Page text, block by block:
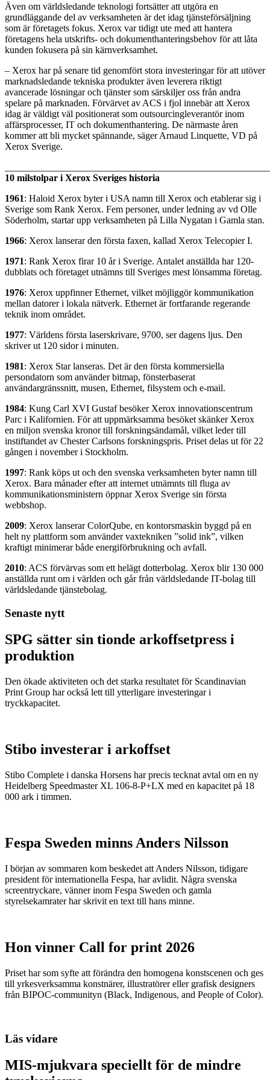
Även om världsledande teknologi fortsätter att utgöra en
grundläggande del av verksamheten är det idag tjänsteförsäljning
som är företagets fokus. Xerox var tidigt ute med att hantera
företagens hela utskrifts- och dokumenthanteringsbehov för att låta
kunden fokusera på sin kärnverksamhet.
– Xerox har på senare tid genomfört stora investeringar för att utöver
marknadsledande tekniska produkter även leverera riktigt
avancerade lösningar och tjänster som särskiljer oss från andra
spelare på marknaden. Förvärvet av ACS i fjol innebär att Xerox
idag är väldigt väl positionerat som outsourcingleverantör inom
affärsprocesser, IT och dokumenthantering. De närmaste åren
kommer att bli mycket spännande, säger Arnaud Linquette, VD på
Xerox Sverige.
10 milstolpar i Xerox Sveriges historia
1961: Haloid Xerox byter i USA namn till Xerox och etablerar sig i
Sverige som Rank Xerox. Fem personer, under ledning av vd Olle
Söderholm, startar upp verksamheten på Lilla Nygatan i Gamla stan.
1966: Xerox lanserar den första faxen, kallad Xerox Telecopier I.
1971: Rank Xerox firar 10 år i Sverige. Antalet anställda har 120-
dubblats och företaget utnämns till Sveriges mest lönsamma företag.
1976: Xerox uppfinner Ethernet, vilket möjliggör kommunikation
mellan datorer i lokala nätverk. Ethernet är fortfarande regerande
teknik inom området.
1977: Världens första laserskrivare, 9700, ser dagens ljus. Den
skriver ut 120 sidor i minuten.
1981: Xerox Star lanseras. Det är den första kommersiella
persondatorn som använder bitmap, fönsterbaserat
användargränssnitt, musen, Ethernet, filsystem och e-mail.
1984: Kung Carl XVI Gustaf besöker Xerox innovationscentrum
Parc i Kalifornien. För att uppmärksamma besöket skänker Xerox
en miljon svenska kronor till forskningsändamål, vilket leder till
instiftandet av Chester Carlsons forskningspris. Priset delas ut för 22
gången i november i Stockholm.
1997: Rank köps ut och den svenska verksamheten byter namn till
Xerox. Bara månader efter att internet utnämnts till fluga av
kommunikationsministern öppnar Xerox Sverige sin första
webbshop.
2009: Xerox lanserar ColorQube, en kontorsmaskin byggd på en
helt ny plattform som använder vaxtekniken ”solid ink”, vilken
kraftigt minimerar både energiförbrukning och avfall.
2010: ACS förvärvas som ett helägt dotterbolag. Xerox blir 130 000
anställda runt om i världen och går från världsledande IT-bolag till
världsledande tjänstebolag.
Senaste nytt
SPG sätter sin tionde arkoffsetpress i
produktion
Den ökade aktiviteten och det starka resultatet för Scandinavian
Print Group har också lett till ytterligare investeringar i
tryckkapacitet.
Stibo investerar i arkoffset
Stibo Complete i danska Horsens har precis tecknat avtal om en ny
Heidelberg Speedmaster XL 106-8-P+LX med en kapacitet på 18
000 ark i timmen.
Fespa Sweden minns Anders Nilsson
I början av sommaren kom beskedet att Anders Nilsson, tidigare
president för internationella Fespa, har avlidit. Några svenska
screentryckare, vänner inom Fespa Sweden och gamla
styrelsekamrater har skrivit en text till hans minne.
Hon vinner Call for print 2026
Priset har som syfte att förändra den homogena konstscenen och ges
till yrkesverksamma konstnärer, illustratörer eller grafisk designers
från BIPOC-communityn (Black, Indigenous, and People of Color).
Läs vidare
MIS-mjukvara speciellt för de mindre